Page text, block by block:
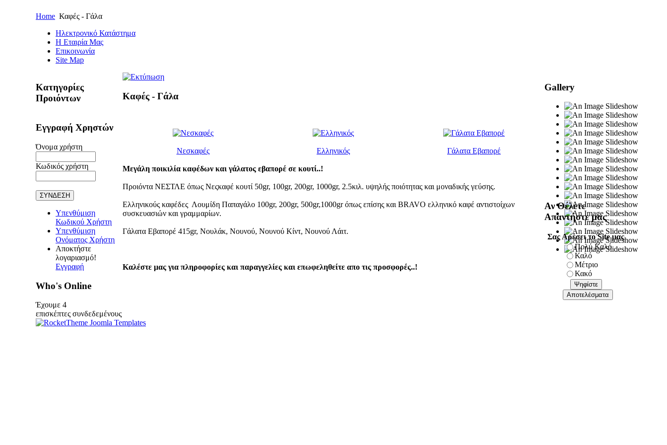
Home Καφές - Γάλα
Ηλεκτρονικό Κατάστημα
Η Εταιρία Μας
Επικοινωνία
Site Map
Κατηγορίες
Προιόντων
Εγγραφή Χρηστών
Όνομα χρήστη
Κωδικός χρήστη
Υπενθύμιση
Κωδικού Χρήστη
Υπενθύμιση
Ονόματος Χρήστη
Αποκτήστε
λογαριασμό!
Εγγραφή
Who's Online
Έχουμε 4
επισκέπτες συνδεδεμένους
Καφές - Γάλα
Νεσκαφές Ελληνικός Γάλατα Εβαπορέ
Μεγάλη ποικιλία καφέδων και γάλατος εβαπορέ σε κουτί..!
Προιόντα ΝΕΣΤΛΕ όπως Νεςκαφέ κουτί 50gr, 100gr, 200gr, 1000gr, 2.5κιλ. υψηλής ποιότητας και μοναδικής γεύσης.
Ελληνικούς καφέδες Λουμίδη Παπαγάλο 100gr, 200gr, 500gr,1000gr όπως επίσης και BRAVO ελληνικό καφέ αντιστοίχων
συσκευασιών και γραμμαρίων.
Γάλατα Εβαπορέ 415gr, Νουλάκ, Νουνού, Νουνού Κίντ, Νουνού Λάιτ.
Καλέστε μας για πληροφορίες και παραγγελίες και επωφεληθείτε απο τις προσφορές..!
Gallery
Αν Θέλετε
Απαντήστε μας
Σας Αρέσει το Site μας
Πολύ Καλό
Καλό
Μέτριο
Κακό